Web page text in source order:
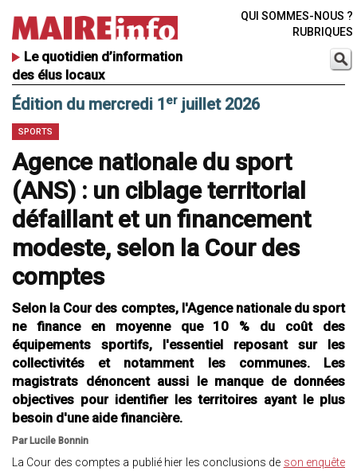
Le quotidien d’information
des élus locaux
QUI SOMMES-NOUS ?
RUBRIQUES
Édition du mercredi 1 er juillet 2026
SPORTS
Agence nationale du sport
(ANS) : un ciblage territorial
défaillant et un financement
modeste, selon la Cour des
comptes
Selon la Cour des comptes, l'Agence nationale du sport
ne finance en moyenne que 10 % du coût des
équipements sportifs, l'essentiel reposant sur les
collectivités et notamment les communes. Les
magistrats dénoncent aussi le manque de données
objectives pour identifier les territoires ayant le plus
besoin d'une aide financière.
Par Lucile Bonnin
La Cour des comptes a publié hier les conclusions de son enquête